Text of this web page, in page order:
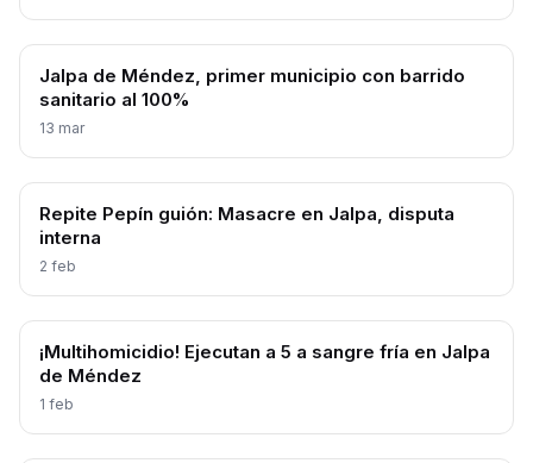
Jalpa de Méndez, primer municipio con barrido
sanitario al 100%
13 mar
Repite Pepín guión: Masacre en Jalpa, disputa
interna
2 feb
¡Multihomicidio! Ejecutan a 5 a sangre fría en Jalpa
de Méndez
1 feb